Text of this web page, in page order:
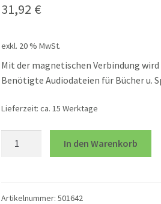
31,92 €
exkl. 20 % MwSt.
Mit der magnetischen Verbindung
Benötigte Audiodateien für Bücher u.
Lieferzeit: ca. 15 Werktage
In den Warenkorb
Artikelnummer: 501642